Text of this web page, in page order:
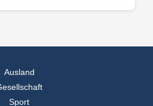
Ausland
Sport